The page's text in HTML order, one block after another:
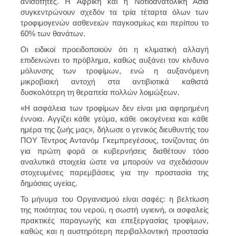
συγκεντρώνουν σχεδόν τα τρία τέταρτα όλων των
τροφιμογενών ασθενειών παγκοσμίως και περίπου το
60% των θανάτων.
Οι ειδικοί προειδοποιούν ότι η κλιματική αλλαγή
επιδεινώνει το πρόβλημα, καθώς αυξάνει τον κίνδυνο
μόλυνσης των τροφίμων, ενώ η αυξανόμενη
μικροβιακή αντοχή στα αντιβιοτικά καθιστά
δυσκολότερη τη θεραπεία πολλών λοιμώξεων.
«Η ασφάλεια των τροφίμων δεν είναι μια αφηρημένη
έννοια. Αγγίζει κάθε γεύμα, κάθε οικογένεια και κάθε
ημέρα της ζωής μας», δήλωσε ο γενικός διευθυντής του
ΠΟΥ Τέντρος Αντανόμ Γκεμπρεγέσους, τονίζοντας ότι
για πρώτη φορά οι κυβερνήσεις διαθέτουν τόσο
αναλυτικά στοιχεία ώστε να μπορούν να σχεδιάσουν
στοχευμένες παρεμβάσεις για την προστασία της
δημόσιας υγείας.
Το μήνυμα του Οργανισμού είναι σαφές: η βελτίωση
της ποιότητας του νερού, η σωστή υγιεινή, οι ασφαλείς
πρακτικές παραγωγής και επεξεργασίας τροφίμων,
καθώς και η αυστηρότερη περιβαλλοντική προστασία